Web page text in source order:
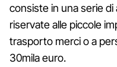
consiste in una serie
riservate alle piccole
trasporto merci o a
30mila euro.